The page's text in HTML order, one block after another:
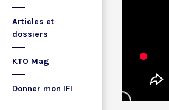
Articles et
dossiers
KTO Mag
Donner mon IFI